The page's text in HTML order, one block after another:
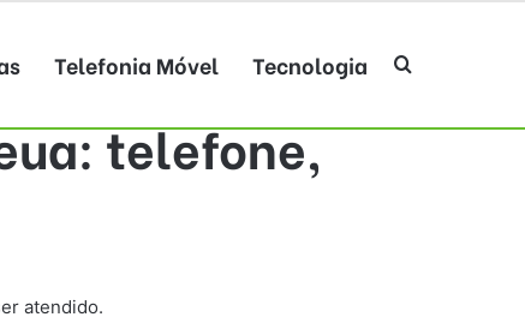
Telefonia Móvel Tecnologia Procurar por
telefone,
atendido.